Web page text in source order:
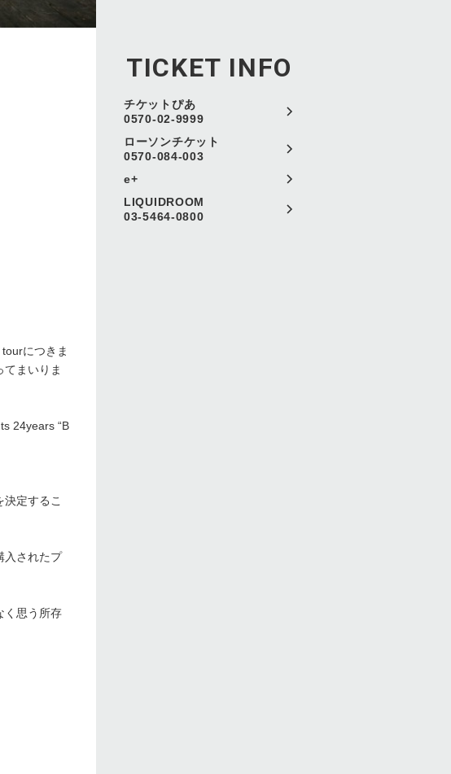
TICKET INFO
チケットぴあ
0570-02-9999
ローソンチケット
0570-084-003
e+
LIQUIDROOM
03-5464-0800
につきま
まいりま
24years “B
定するこ
入されたプ
く思う所存